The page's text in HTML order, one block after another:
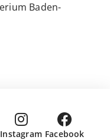
Baden-
Facebook
Instagram